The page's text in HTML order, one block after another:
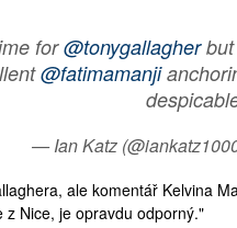
for@tonygallagherbut
@fatimamanji
— Ian Katz
ale komentář Kelvina
z Nice, je opravdu odporný."